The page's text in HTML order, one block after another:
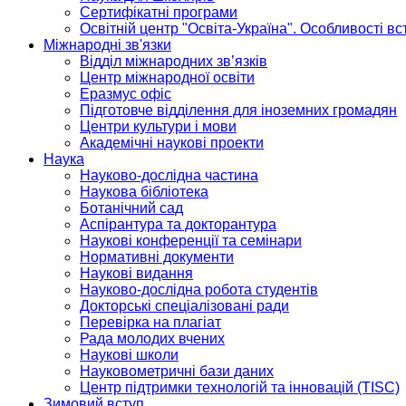
Сертифікатні програми
Освітній центр "Освіта-Україна". Особливості
Міжнародні зв'язки
Відділ міжнародних зв’язків
Центр міжнародної освіти
Еразмус офіс
Підготовче відділення для іноземних громадян
Центри культури і мови
Академічні наукові проекти
Наука
Науково-дослідна частина
Наукова бібліотека
Ботанічний сад
Аспірантура та докторантура
Наукові конференції та семінари
Нормативні документи
Наукові видання
Науково-дослідна робота студентів
Докторські спеціалізовані ради
Перевірка на плагіат
Рада молодих вчених
Наукові школи
Науковометричні бази даних
Центр підтримки технологій та інновацій (TISC)